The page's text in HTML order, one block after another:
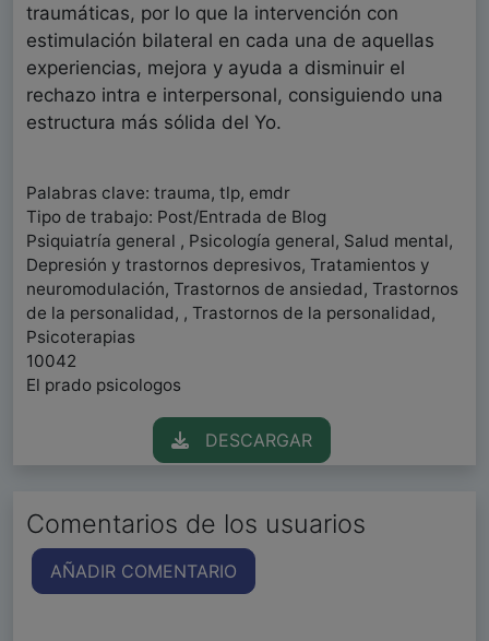
traumáticas, por lo que la intervención con
estimulación bilateral en cada una de aquellas
experiencias, mejora y ayuda a disminuir el
rechazo intra e interpersonal, consiguiendo una
estructura más sólida del Yo.
Palabras clave: trauma, tlp, emdr
Tipo de trabajo: Post/Entrada de Blog
Psiquiatría general , Psicología general, Salud mental,
Depresión y trastornos depresivos, Tratamientos y
neuromodulación, Trastornos de ansiedad, Trastornos
de la personalidad, , Trastornos de la personalidad,
Psicoterapias
10042
El prado psicologos
DESCARGAR
Comentarios de los usuarios
AÑADIR COMENTARIO